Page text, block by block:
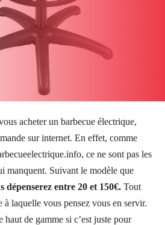
acheter un barbecue électrique,
sur internet. En effet, comme
ce ne sont pas les
manquent. Suivant le modèle que
dépenserez entre 20 et 150€. Tout
à laquelle vous pensez vous en servir.
haut de gamme si c’est juste pour